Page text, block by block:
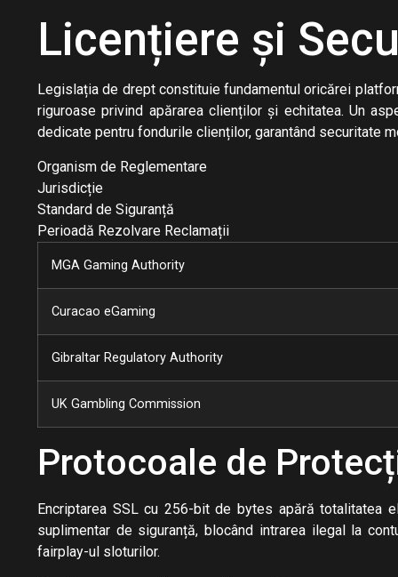
Licențiere și
Legislația de drept constituie fundamentul oricărei
riguroase privind apărarea clienților și echitatea. Un
dedicate pentru fondurile clienților, garantând securitate
Organism de Reglementare
Jurisdicție
Standard de Siguranță
Perioadă Rezolvare Reclamații
MGA Gaming Authority
Curacao eGaming
Gibraltar Regulatory Authority
UK Gambling Commission
Protocoale de
Encriptarea SSL cu 256-bit de bytes apără totalitatea
suplimentar de siguranță, blocând intrarea ilegal la
fairplay-ul sloturilor.